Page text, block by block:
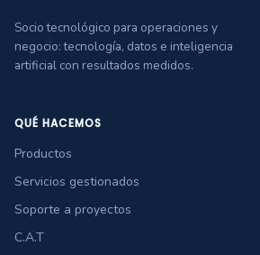
Socio tecnológico para operaciones y
negocio: tecnología, datos e inteligencia
artificial con resultados medidos.
QUÉ HACEMOS
Productos
Servicios gestionados
Soporte a proyectos
C.A.T